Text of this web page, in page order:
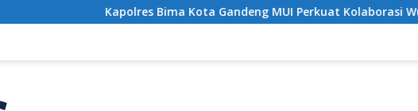
Kapolres Bima Kota Gandeng MUI Perkuat Kolaborasi Wujudkan Kota Bima